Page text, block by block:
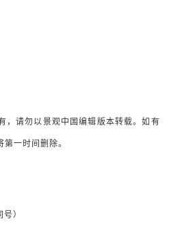
，请勿以景观中国编辑版本转载。如有
一时间删除。
）